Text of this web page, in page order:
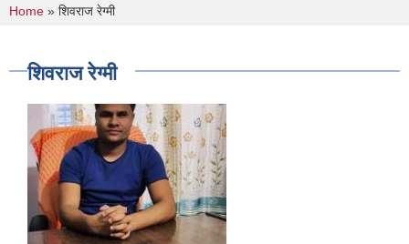
You are here
Home » शिवराज रेग्मी
शिवराज रेग्मी